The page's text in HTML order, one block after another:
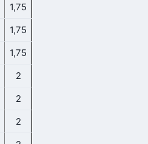
1,75
1,75
1,75
2
2
2